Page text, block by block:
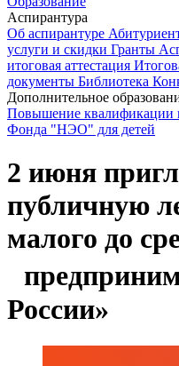
Аспирантура
Об аспирантуре
услуги и скидки Гранты
итоговая аттестация
документы Библиотека
Дополнительное
Повышение квалификации
Фонда "НЭО" для детей
2 июня
публичную
малого до
России»